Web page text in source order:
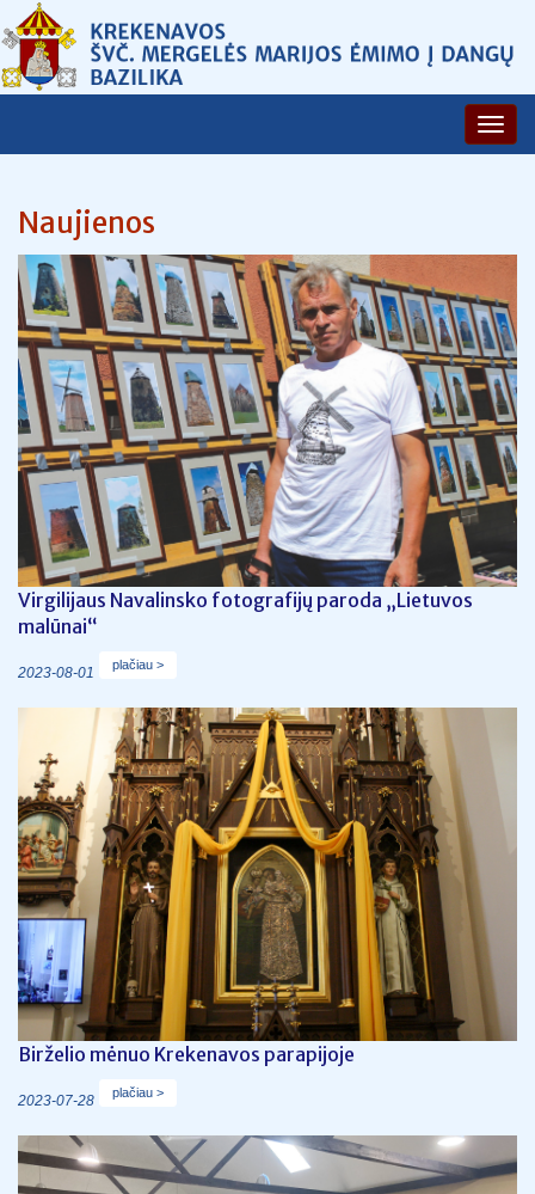
Naujienos
Virgilijaus Navalinsko fotografijų paroda „Lietuvos
malūnai“
2023-08-01 plačiau >
Birželio mėnuo Krekenavos parapijoje
2023-07-28 plačiau >